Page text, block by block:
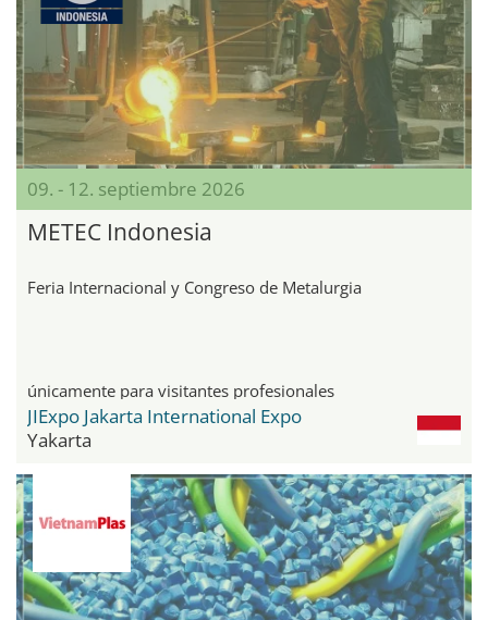
09. - 12. septiembre 2026
METEC Indonesia
Feria Internacional y Congreso de Metalurgia
únicamente para visitantes profesionales
JIExpo Jakarta International Expo
Yakarta